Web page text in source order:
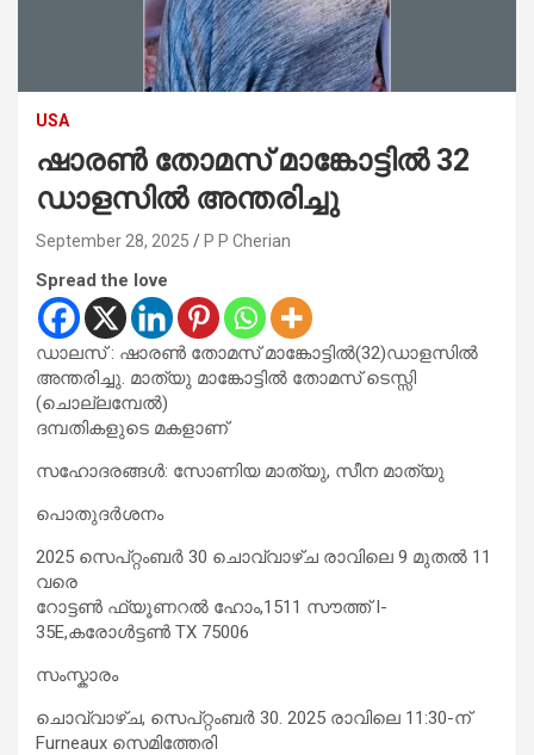
USA
ഷാരൺ തോമസ് മാങ്കോട്ടിൽ 32
ഡാളസിൽ അന്തരിച്ചു
September 28, 2025 P P Cherian
Spread the love
ഡാലസ് : ഷാരൺ തോമസ് മാങ്കോട്ടിൽ(32)ഡാളസിൽ
അന്തരിച്ചു. മാത്യു മാങ്കോട്ടിൽ തോമസ്‌ ടെസ്സി
(ചൊല്ലമ്പേൽ)
ദമ്പതികളുടെ മകളാണ്
സഹോദരങ്ങൾ: സോണിയ മാത്യു, സീന മാത്യു
പൊതുദർശനം
2025 സെപ്റ്റംബർ 30 ചൊവ്വാഴ്ച രാവിലെ 9 മുതൽ 11
വരെ
റോട്ടൺ ഫ്യൂണറൽ ഹോം,1511 സൗത്ത് I-
35E,കരോൾട്ടൺ TX 75006
സംസ്കാരം
ചൊവ്വാഴ്ച, സെപ്റ്റംബർ 30. 2025 രാവിലെ 11:30-ന്
Furneaux സെമിത്തേരി